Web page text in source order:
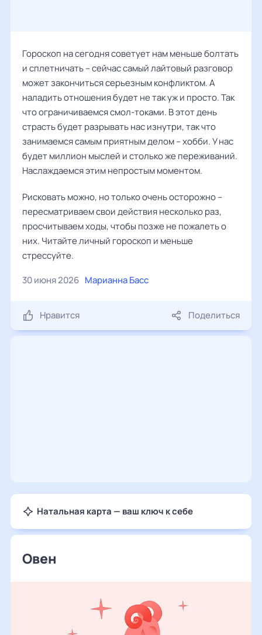
Гороскоп на сегодня советует нам меньше болтать
и сплетничать – сейчас самый лайтовый разговор
может закончиться серьезным конфликтом. А
наладить отношения будет не так уж и просто. Так
что ограничиваемся смол-токами. В этот день
страсть будет разрывать нас изнутри, так что
занимаемся самым приятным делом – хобби. У нас
будет миллион мыслей и столько же переживаний.
Наслаждаемся этим непростым моментом.
Рисковать можно, но только очень осторожно –
пересматриваем свои действия несколько раз,
просчитываем ходы, чтобы позже не пожалеть о
них. Читайте личный гороскоп и меньше
стрессуйте.
30 июня 2026 Марианна Басс
Нравится Поделиться
Натальная карта — ваш ключ к себе
Овен